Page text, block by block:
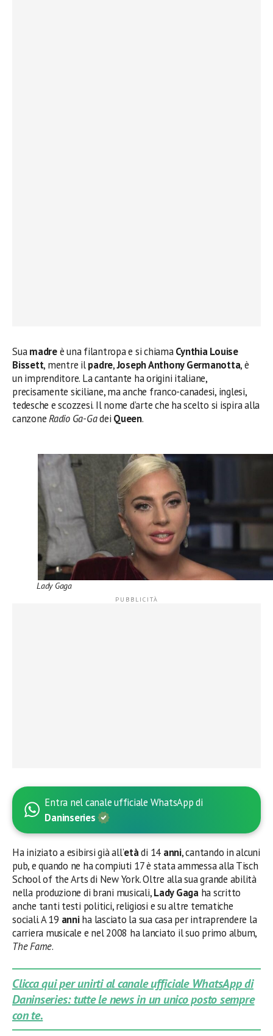
Suamadreè una filantropa e si chiamaCynthia Louise
Bissett, mentre ilpadre,Joseph Anthony Germanotta, è
un imprenditore. La cantante ha origini italiane,
precisamente siciliane, ma anche franco-canadesi, inglesi,
tedesche e scozzesi. Il nome d’arte che ha scelto si ispira alla
canzoneRadio Ga-Gadei Queen.
Lady Gaga
Entra nel canale ufficiale WhatsApp di
Daninseries
Ha iniziato a esibirsi già all’etàdi 14 anni, cantando in alcuni
pub, e quando ne ha compiuti 17 è stata ammessa alla Tisch
School of the Arts di New York. Oltre alla sua grande abilità
nella produzione di brani musicali,Lady Gagaha scritto
anche tanti testi politici, religiosi e su altre tematiche
sociali. A 19 anniha lasciato la sua casa per intraprendere la
carriera musicale e nel 2008 ha lanciato il suo primo album,
The Fame.
Clicca qui per unirti al canale ufficiale WhatsApp di
Daninseries: tutte le news in un unico posto sempre
con te.